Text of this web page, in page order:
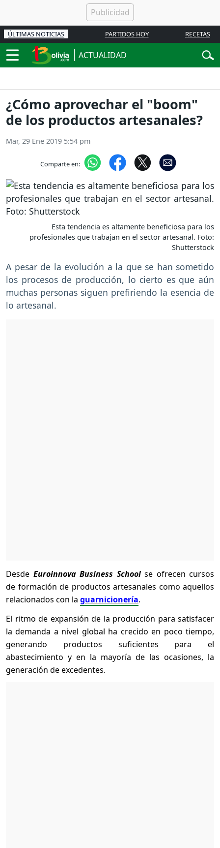
ÚLTIMAS NOTICIAS PARTIDOS HOY RECETAS
ACTUALIDAD
¿Cómo aprovechar el "boom"
de los productos artesanales?
Mar, 29 Ene 2019 5:54 pm
Comparte en:
Esta tendencia es altamente beneficiosa para los
profesionales que trabajan en el sector artesanal. Foto:
Shutterstock
A pesar de la evolución a la que se han sometido
los procesos de producción, lo cierto es que aún
muchas personas siguen prefiriendo la esencia de
lo artesanal.
Desde Euroinnova Business Schoolse ofrecen cursos
de formación de productos artesanales como aquellos
relacionados con la guarnicionería.
El ritmo de expansión de la producción para satisfacer
la demanda a nivel global ha crecido en poco tiempo,
generando productos suficientes para el
abastecimiento y en la mayoría de las ocasiones, la
generación de excedentes.